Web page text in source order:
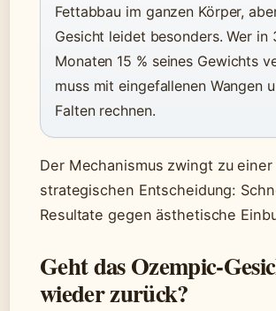
Fettabbau im ganzen Körper,
Gesicht leidet besonders. Wer in
Monaten 15 % seines Gewichts
muss mit eingefallenen Wangen
Falten rechnen.
Der Mechanismus zwingt zu einer
strategischen Entscheidung:
Resultate gegen ästhetische
Geht das Ozempic-
wieder zurück?